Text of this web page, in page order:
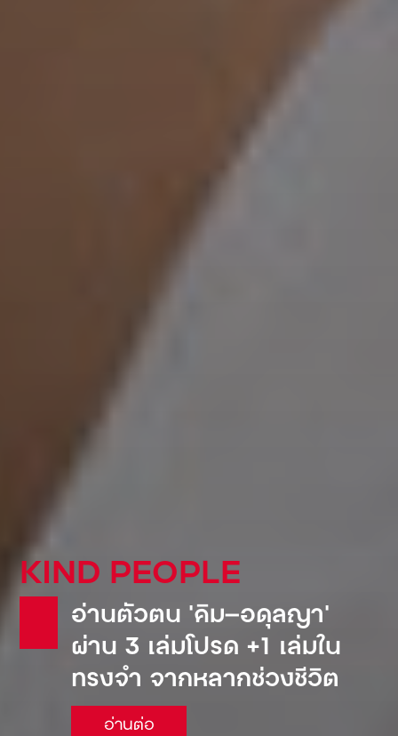
KIND PEOPLE
อ่านตัวตน ‘คิม—อดุลญา’
ผ่าน 3 เล่มโปรด +1 เล่มใน
ทรงจำ จากหลากช่วงชีวิต
อ่านต่อ